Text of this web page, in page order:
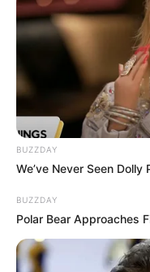
BUZZDAY
We’ve Never Seen
BUZZDAY
Polar Bear Approaches